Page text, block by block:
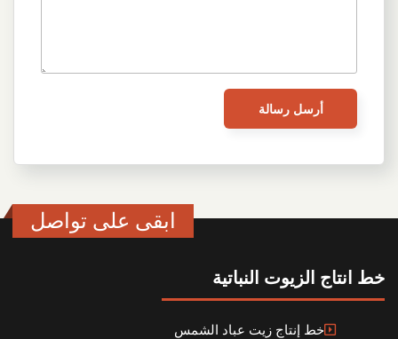
ابقى على تواصل
خط انتاج الزيوت النباتية
خط إنتاج زيت عباد الشمس